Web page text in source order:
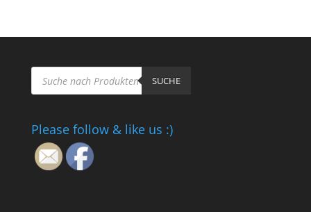
Products
search SUCHE
Please follow & like us :)